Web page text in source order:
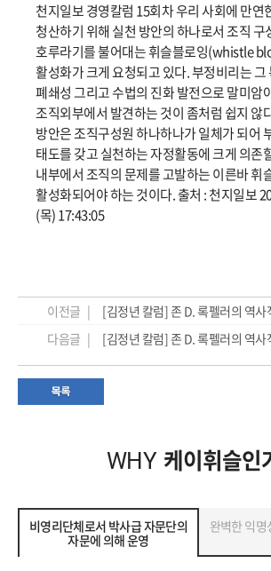
천지일보 경영칼럼 15회차 우리 사회에 만연
청산하기 위해 실천 방안의 하나로서 조직 구
호루라기를 불어대는 휘슬블로잉(whistle
활성화가 크게 요청되고 있다. 부정비리는 그
폐쇄성 그리고 수법의 진화 발전으로 말미암
조직외부에서 발견하는 것이 좀처럼 쉽지 않
방안은 조직구성원 하나하나가 일체가 되어
태도를 갖고 실천하는 자정활동에 크게 의존
내부에서 조직의 문제를 고발하는 이른바 휘
활성화되어야 하는 것이다. 출처 : 천지일보
(목) 17:43:05
이전글 |
[김정년 칼럼] 존 D. 록펠러의 역사
다음글 |
[김정년 칼럼] 존 D. 록펠러의 역사
WHY 케이휘슬인
비영리단체로서 박사급 자문단의
자문에 의해 운영
완벽한 익